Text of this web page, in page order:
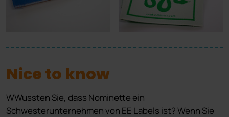
Nice to know
WWussten Sie, dass Nominette ein
Schwesterunternehmen von EE Labels ist? Wenn Sie